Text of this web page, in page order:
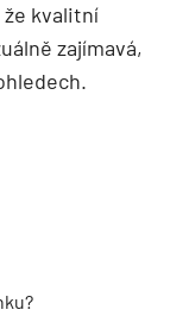
že kvalitní
zajímavá,